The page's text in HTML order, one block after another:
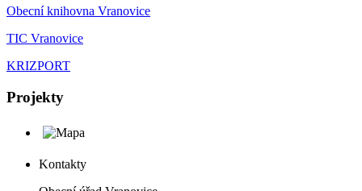
Obecní knihovna Vranovice
TIC Vranovice
KRIZPORT
Projekty
Kontakty